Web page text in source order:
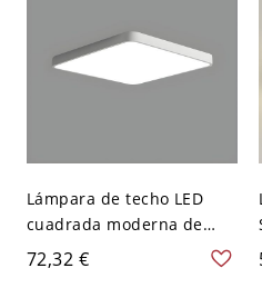
Lámpara de techo LED
cuadrada moderna de
acrílico con 1 luz para
dormitorio - Blanco 110 A
72,32 €